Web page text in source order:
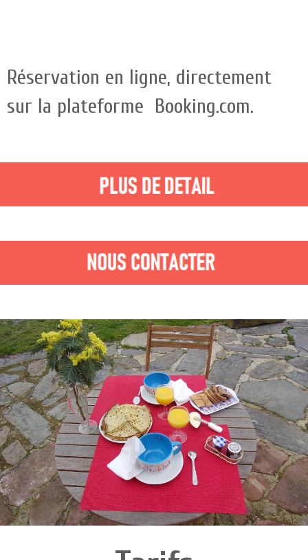
Réservation en ligne, directement
sur la plateforme Booking.com.